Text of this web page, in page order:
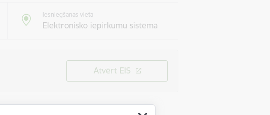
Iesniegšanas vieta
Elektronisko iepirkumu sistēmā
Atvērt EIS